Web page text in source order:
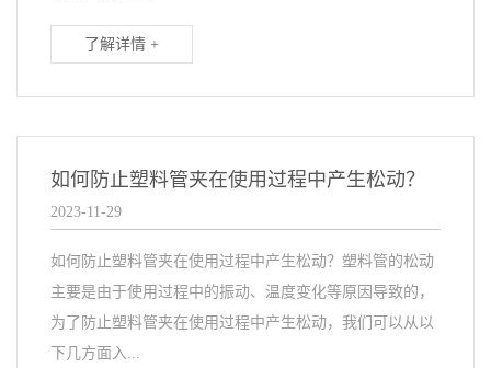
了解详情 +
如何防止塑料管夹在使用过程中产生松动？
2023-11-29
如何防止塑料管夹在使用过程中产生松动？塑料管的松动
主要是由于使用过程中的振动、温度变化等原因导致的，
为了防止塑料管夹在使用过程中产生松动，我们可以从以
下几方面入...